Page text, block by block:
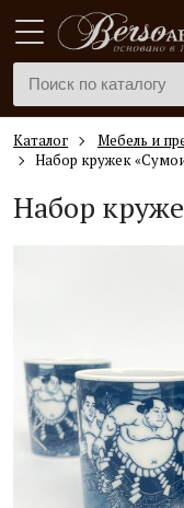
Каталог
Мебель и
Набор кружек
Набор